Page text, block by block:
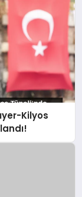
Kilyos